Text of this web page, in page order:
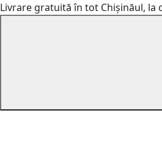
Livrare gratuită în tot Chișinăul, la